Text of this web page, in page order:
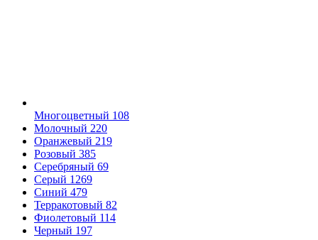
Многоцветный 108
Молочный 220
Оранжевый 219
Розовый 385
Серебряный 69
Серый 1269
Синий 479
Терракотовый 82
Фиолетовый 114
Черный 197